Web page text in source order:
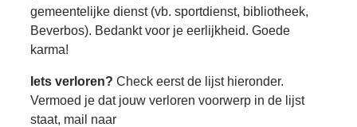
gemeentelijke dienst (vb. sportdienst, bibliotheek,
Beverbos). Bedankt voor je eerlijkheid. Goede
karma!
Iets verloren? Check eerst de lijst hieronder.
Vermoed je dat jouw verloren voorwerp in de lijst
staat, mail naar